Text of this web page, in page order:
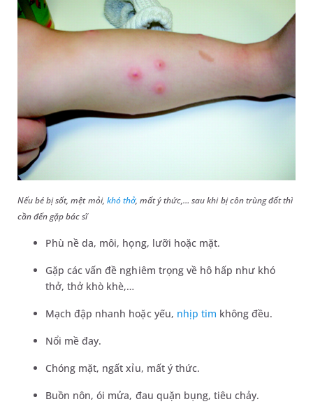
Nếu bé bị sốt, mệt mỏi, khó thở, mất ý thức,… sau khi bị côn trùng đốt thì
cần đến gặp bác sĩ
Phù nề da, môi, họng, lưỡi hoặc mặt.
Gặp các vấn đề nghiêm trọng về hô hấp như khó
thở, thở khò khè,…
Mạch đập nhanh hoặc yếu, nhịp tim không đều.
Nổi mề đay.
Chóng mặt, ngất xỉu, mất ý thức.
Buồn nôn, ói mửa, đau quặn bụng, tiêu chảy.